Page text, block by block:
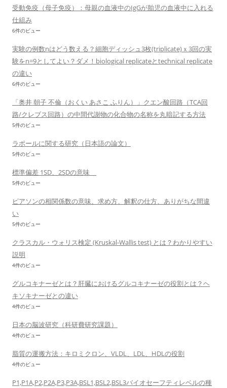
受動免疫（母子免疫）：母親の血液中のIgGが胎児の血液中に入れる
仕組み
6件のビュー
実験の例数nはどう数える？細胞ディッシュ3枚(triplicate)ｘ3回の実
験をn=9としてよい？ダメ！biological replicateとtechnical replicate
の違い
6件のビュー
「奥井 朝子 不倫（おくい あさこ ふりん）」クエン酸回路（TCA回
路/クレブス回路）の中間代謝物の化合物の名称を丸暗記する方法
5件のビュー
ラポールに関する研究（日本語の論文）
5件のビュー
標準偏差 1SD、2SDの意味
5件のビュー
ピアソンの相関係数の意味、求め方、解釈の仕方、ありがちな間違
い
5件のビュー
クラスカル・ウォリス検定 (Kruskal-Wallis test) とは？わかりやすい
説明
4件のビュー
グルコキナーゼとは？肝臓におけるグルコキナーゼの役割とは？ヘ
キソキナーゼとの違い
4件のビュー
日本の脳波研究（科研費研究課題）
4件のビュー
脂質の運搬方法：キロミクロン、VLDL、LDL、HDLの役割
4件のビュー
P1,P1A,P2,P2A,P3,P3A,BSL1,BSL2,BSL3バイオセーフティレベルの種